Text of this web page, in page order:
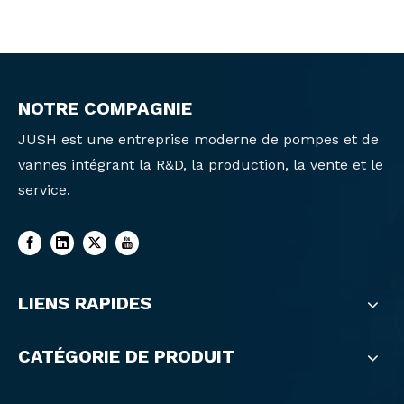
NOTRE COMPAGNIE
JUSH est une entreprise moderne de pompes et de
vannes intégrant la R&D, la production, la vente et le
service.
LIENS RAPIDES
CATÉGORIE DE PRODUIT